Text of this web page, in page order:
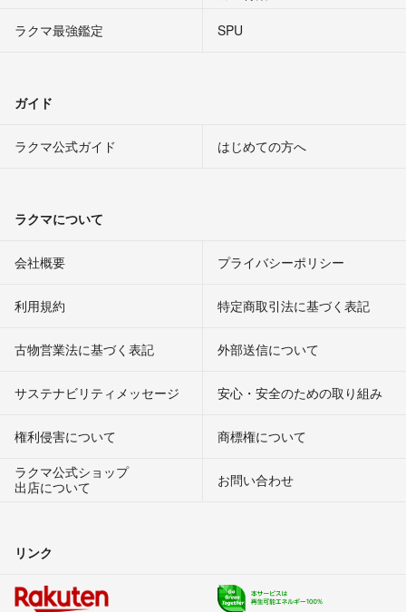
ラクマ最強鑑定
SPU
ガイド
ラクマ公式ガイド はじめての方へ
ラクマについて
会社概要 プライバシーポリシー
利用規約 特定商取引法に基づく表記
古物営業法に基づく表記 外部送信について
サステナビリティメッセージ 安心・安全のための取り組み
権利侵害について
商標権について
ラクマ公式ショップ
出店について
お問い合わせ
リンク